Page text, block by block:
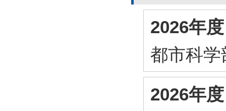
2026年
都市科学
2026年